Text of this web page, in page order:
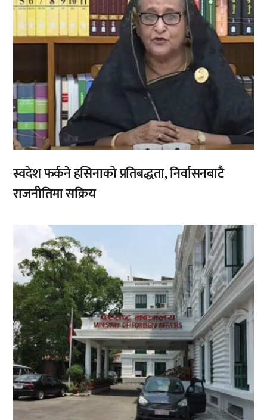
स्वदेश फर्कने हसिनाको प्रतिबद्धता, निर्वासनबाटै
राजनीतिमा सक्रिय
,